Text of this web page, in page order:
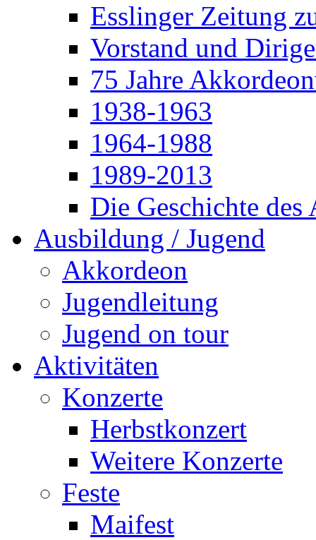
Esslinger Zeitung
Vorstand und
75 Jahre
1938-1963
1964-1988
1989-2013
Die Geschichte des
Ausbildung / Jugend
Akkordeon
Jugendleitung
Jugend on tour
Aktivitäten
Konzerte
Herbstkonzert
Weitere Konzerte
Feste
Maifest